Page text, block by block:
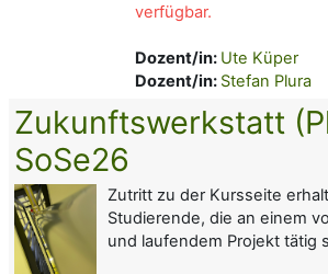
verfügbar.
Dozent/in: Ute Küper
Dozent/in: Stefan Plura
Zukunftswerkstatt
SoSe26
Zutritt zu der Kursseite
Studierende, die an einem
und laufendem Projekt tätig